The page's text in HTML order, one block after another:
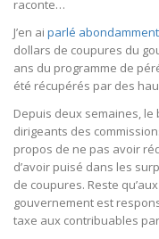
raconte…
J’en ai parlé
dollars de coupures du
ans du programme de
été récupérés par des
Depuis deux semaines,
dirigeants des
propos de ne pas avoir
d’avoir puisé dans les
de coupures. Reste
gouvernement est
taxe aux contribuables